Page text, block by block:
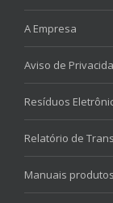
A Empresa
Aviso de
Resíduos
Relatório de
Manuais